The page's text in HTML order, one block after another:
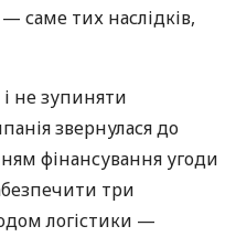
— саме тих наслідків,
не зупиняти
звернулася до
фінансування угоди
три
логістики —